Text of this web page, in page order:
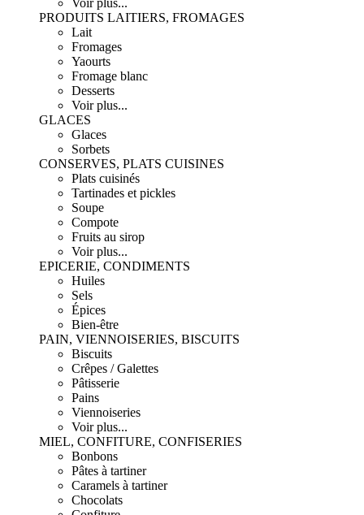
Voir plus...
PRODUITS LAITIERS, FROMAGES
Lait
Fromages
Yaourts
Fromage blanc
Desserts
Voir plus...
GLACES
Glaces
Sorbets
CONSERVES, PLATS CUISINES
Plats cuisinés
Tartinades et pickles
Soupe
Compote
Fruits au sirop
Voir plus...
EPICERIE, CONDIMENTS
Huiles
Sels
Épices
Bien-être
PAIN, VIENNOISERIES, BISCUITS
Biscuits
Crêpes / Galettes
Pâtisserie
Pains
Viennoiseries
Voir plus...
MIEL, CONFITURE, CONFISERIES
Bonbons
Pâtes à tartiner
Caramels à tartiner
Chocolats